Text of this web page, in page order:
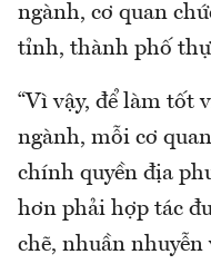
ngành, cơ quan
tỉnh, thành phố
“Vì vậy, để làm tốt
ngành, mỗi cơ
chính quyền địa
hơn phải hợp tác
chẽ, nhuần